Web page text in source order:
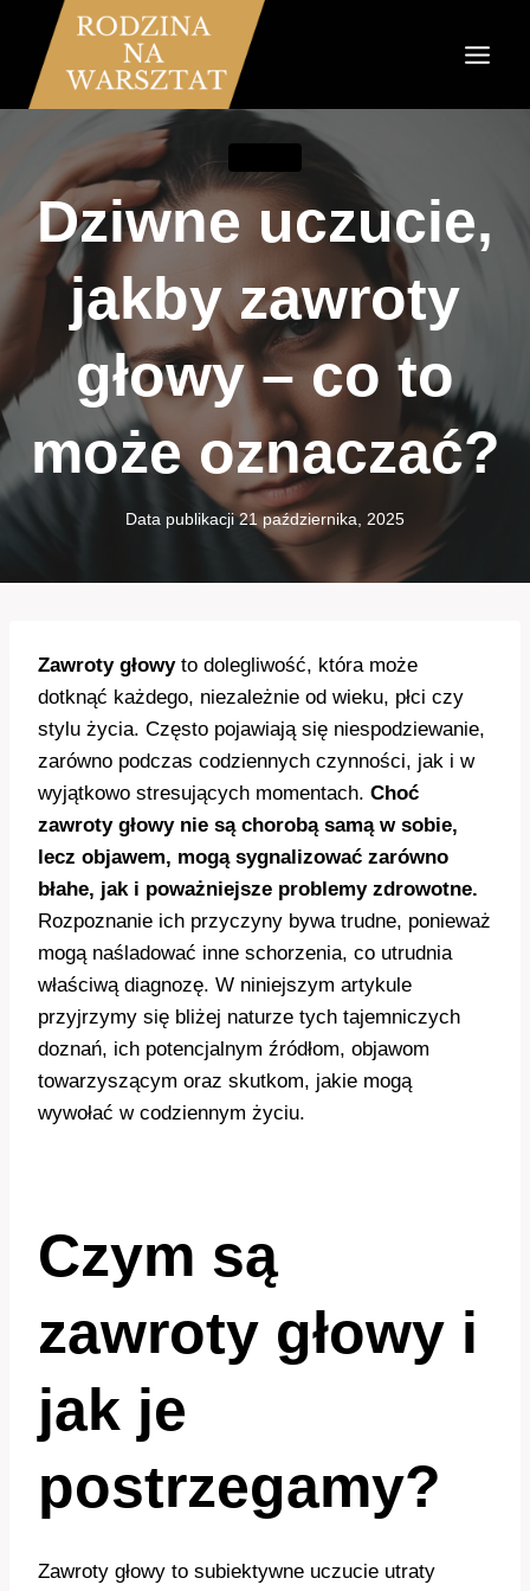
Przejdź
treści
Dziwne uczucie,
jakby zawroty
głowy – co to
może oznaczać?
Data publikacji 21 października, 2025
Zawroty głowyto dolegliwość, która może
dotknąć każdego, niezależnie od wieku, płci czy
stylu życia. Często pojawiają się niespodziewanie,
zarówno podczas codziennych czynności, jak i w
wyjątkowo stresujących momentach. Choć
zawroty głowy nie są chorobą samą w sobie,
lecz objawem, mogą sygnalizować zarówno
błahe, jak i poważniejsze problemy zdrowotne.
Rozpoznanie ich przyczyny bywa trudne, ponieważ
mogą naśladować inne schorzenia, co utrudnia
właściwą diagnozę. W niniejszym artykule
przyjrzymy się bliżej naturze tych tajemniczych
doznań, ich potencjalnym źródłom, objawom
towarzyszącym oraz skutkom, jakie mogą
wywołać w codziennym życiu.
Czym są
zawroty głowy i
jak je
postrzegamy?
Zawroty głowy to subiektywne uczucie utraty